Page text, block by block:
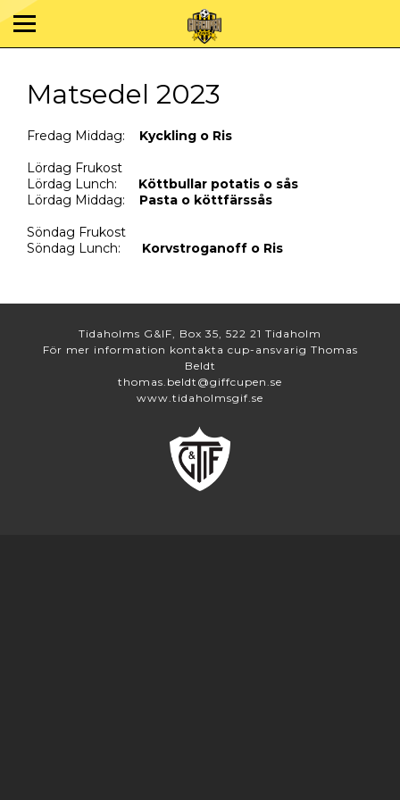
Matsedel 2023
Fredag Middag: Kyckling o Ris
Lördag Frukost
Lördag Lunch: Köttbullar potatis o sås
Lördag Middag: Pasta o köttfärssås
Söndag Frukost
Söndag Lunch: Korvstroganoff o Ris
Tidaholms G&IF, Box 35, 522 21 Tidaholm
För mer information kontakta cup-ansvarig Thomas
Beldt
thomas.beldt@giffcupen.se
www.tidaholmsgif.se